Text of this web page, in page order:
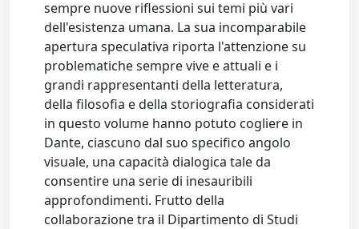
sempre nuove riflessioni sui temi più vari
dell'esistenza umana. La sua incomparabile
apertura speculativa riporta l'attenzione su
problematiche sempre vive e attuali e i
grandi rappresentanti della letteratura,
della filosofia e della storiografia considerati
in questo volume hanno potuto cogliere in
Dante, ciascuno dal suo specifico angolo
visuale, una capacità dialogica tale da
consentire una serie di inesauribili
approfondimenti. Frutto della
collaborazione tra il Dipartimento di Studi